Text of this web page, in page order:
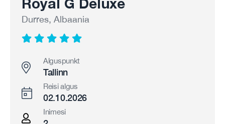
Durres, Albaania
Alguspunkt
Tallinn
Reisi algus
02.10.2026
Inimesi